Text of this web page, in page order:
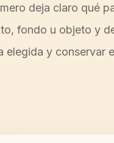
deja claro qué
fondo u objeto y
elegida y conservar